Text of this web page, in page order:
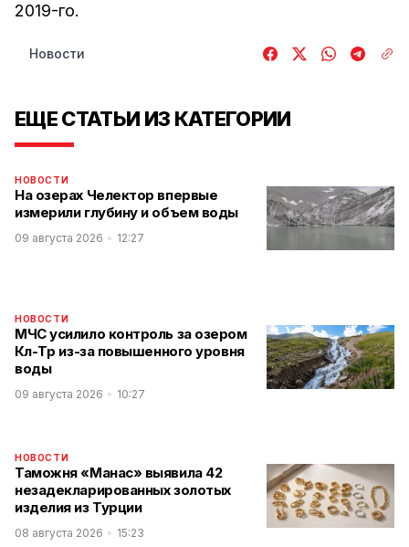
2019-го.
Новости
ЕЩЕ СТАТЬИ ИЗ КАТЕГОРИИ
НОВОСТИ
На озерах Челектор впервые
измерили глубину и объем воды
09 августа 2026 12:27
НОВОСТИ
МЧС усилило контроль за озером
Көл-Төр из-за повышенного уровня
воды
09 августа 2026 10:27
НОВОСТИ
Таможня «Манас» выявила 42
незадекларированных золотых
изделия из Турции
08 августа 2026 15:23